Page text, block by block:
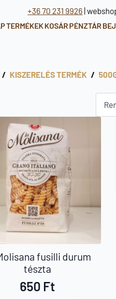
+36 70 231 9926 |
TERMÉKEKKOSÁR PÉNZTÁR
KISZERELÉS TERMÉK
fusilli durum
tészta
650 Ft